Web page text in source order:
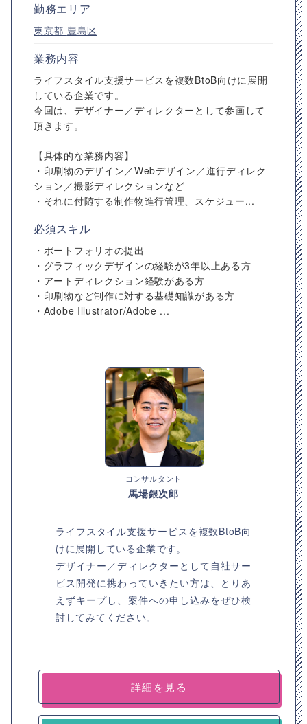
勤務エリア
東京都 豊島区
業務内容
ライフスタイル支援サービスを複数BtoB向けに展開
している企業です。
今回は、デザイナー／ディレクターとして参画して
頂きます。
【具体的な業務内容】
・印刷物のデザイン／Webデザイン／進行ディレク
ション／撮影ディレクションなど
・それに付随する制作物進行管理、スケジュー...
必須スキル
・ポートフォリオの提出
・グラフィックデザインの経験が3年以上ある方
・アートディレクション経験がある方
・印刷物など制作に対する基礎知識がある方
・Adobe Illustrator/Adobe ...
コンサルタント
馬場銀次郎
ライフスタイル支援サービスを複数BtoB向
けに展開している企業です。
デザイナー／ディレクターとして自社サー
ビス開発に携わっていきたい方は、とりあ
えずキープし、案件への申し込みをぜひ検
討してみてください。
詳細を見る